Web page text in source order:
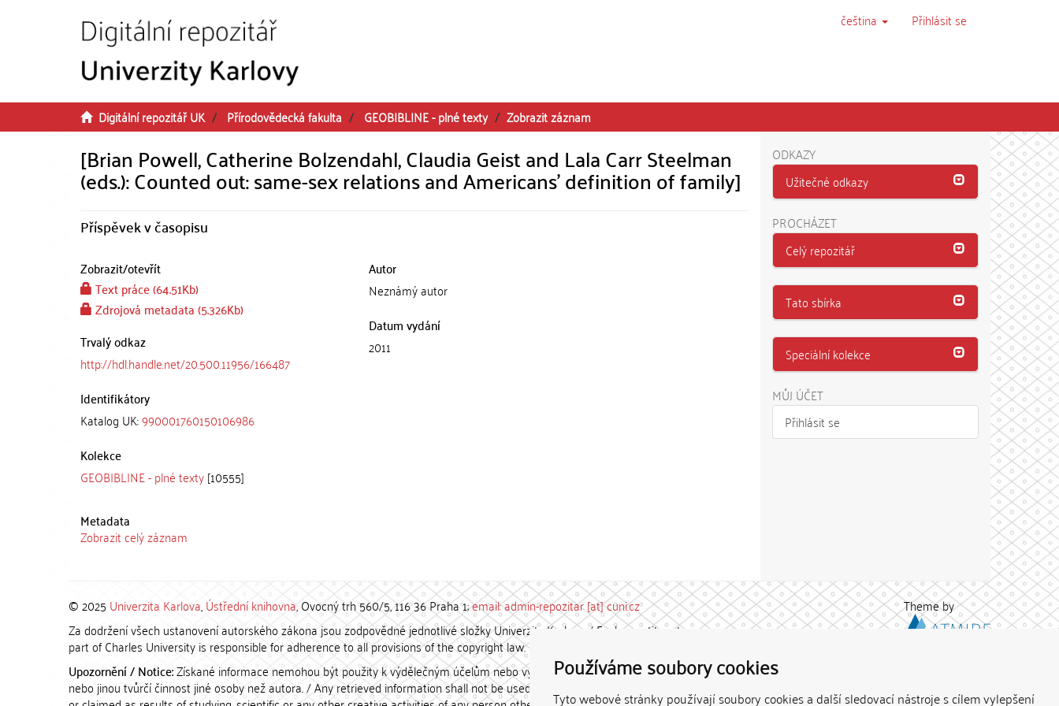
Používáme soubory cookies
Tyto webové stránky používají soubory cookies a další sledovací nástroje s cílem vylepšení
čeština Přihlásit se
Digitální repozitář UK Přírodovědecká fakulta GEOBIBLINE - plné texty Zobrazit záznam
[Brian Powell, Catherine Bolzendahl, Claudia Geist and Lala Carr Steelman
(eds.): Counted out: same-sex relations and Americans' definition of family]
Příspěvek v časopisu
Zobrazit/otevřít
Text práce (64.51Kb)
Zdrojová metadata (5.326Kb)
Trvalý odkaz
http://hdl.handle.net/20.500.11956/166487
Identifikátory
Katalog UK:990001760150106986
Kolekce
GEOBIBLINE - plné texty[10555]
Autor
Neznámý autor
Datum vydání
2011
Metadata
Zobrazit celý záznam
ODKAZY
Užitečné odkazy
PROCHÁZET
Celý repozitář
Tato sbírka
Speciální kolekce
MŮJ ÚČET
Přihlásit se
© 2025 Univerzita Karlova,Ústřední knihovna, Ovocný trh 560/5, 116 36 Praha 1;email: admin-repozitar [at] cuni.cz
Za dodržení všech ustanovení autorského zákona jsou zodpovědné jednotlivé složky Univerzity Karlovy. / Each constituent
part of Charles University is responsible for adherence to all provisions of the copyright law.
Upozornění / Notice:Získané informace nemohou být použity k výdělečným účelům nebo vydávány za studijní, vědeckou
nebo jinou tvůrčí činnost jiné osoby než autora. / Any retrieved information shall not be used for any commercial purposes
Theme by